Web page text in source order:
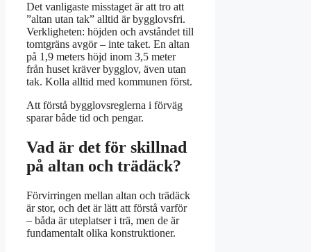
Det vanligaste misstaget är att tro att
”altan utan tak” alltid är bygglovsfri.
Verkligheten: höjden och avståndet till
tomtgräns avgör – inte taket. En altan
på 1,9 meters höjd inom 3,5 meter
från huset kräver bygglov, även utan
tak. Kolla alltid med kommunen först.
Att förstå bygglovsreglerna i förväg
sparar både tid och pengar.
Vad är det för skillnad
på altan och trädäck?
Förvirringen mellan altan och trädäck
är stor, och det är lätt att förstå varför
– båda är uteplatser i trä, men de är
fundamentalt olika konstruktioner.